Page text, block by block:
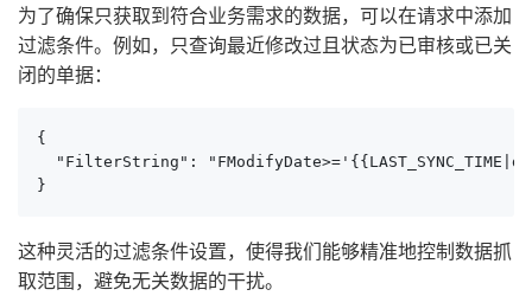
为了确保只获取到符合业务需求的数据，可以在请求中添加
过滤条件。例如，只查询最近修改过且状态为已审核或已关
闭的单据：
{
"FilterString":
}
这种灵活的过滤条件设置，使得我们能够精准地控制数据抓
取范围，避免无关数据的干扰。